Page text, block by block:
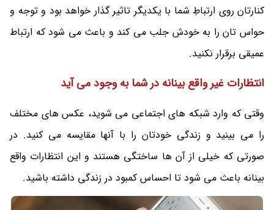
کنارتان روی ارتباطِ شما با یکدیگر تاثیر گذار خواهد بود و توجه و
حواس تان را به خودش جلب می‌ کند و باعث می‌ شود که ارتباط
عمیقی برقرار نکنید.
انتظارات غیر واقع بینانه در شما به وجود می‌ آید
وقتی که وارد شبکه های اجتماعی می شوید، عکس های مختلف
را می‌ بینید و زندگی خودتان را با آنها مقایسه می کنید. در
صورتی که خیلی از آن ها ساختگی هستند و این انتظارات واقع
بینانه باعث می شود تا احساس کمبود در زندگی داشته باشید.